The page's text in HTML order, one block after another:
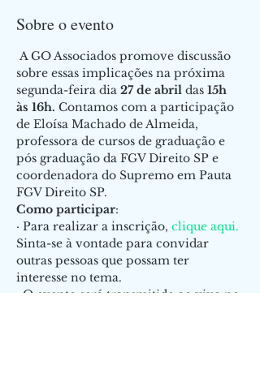
Sobre o evento
A GO Associados promove discussão
sobre essas implicações na próxima
segunda-feira dia 27 de abril das 15h
às 16h. Contamos com a participação
de Eloísa Machado de Almeida,
professora de cursos de graduação e
pós graduação da FGV Direito SP e
coordenadora do Supremo em Pauta
FGV Direito SP.
Como participar:
· Para realizar a inscrição, clique aqui.
Sinta-se à vontade para convidar
outras pessoas que possam ter
interesse no tema.
· O evento será transmitido ao vivo no